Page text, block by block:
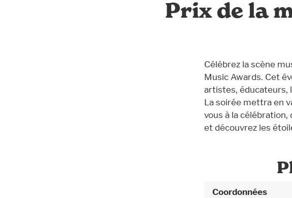
Prix de la
Célébrez la scène
Music Awards. Cet
artistes, éducateurs,
La soirée mettra en
vous à la
et découvrez les
Coordonnées